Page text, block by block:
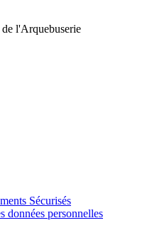
l'Arquebuserie
Sécurisés
données personnelles